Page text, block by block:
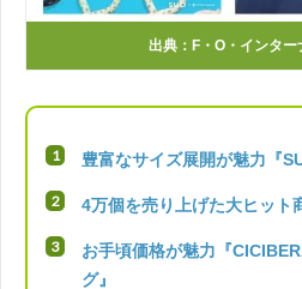
出典： F・O・インタ
豊富なサイズ展開が魅力『
4万個を売り上げた大ヒット
お手頃価格が魅力『
グ』